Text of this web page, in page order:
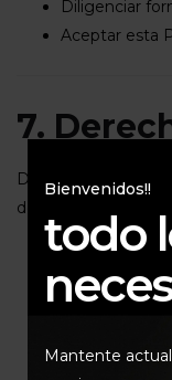
Diligenciar
Aceptar esta
7.
De acuerdo con la
derecho a:
Conocer,
Solicitar
Ser
Revocar la
datos cuando
Bienvenidos!!
todo
Mantente